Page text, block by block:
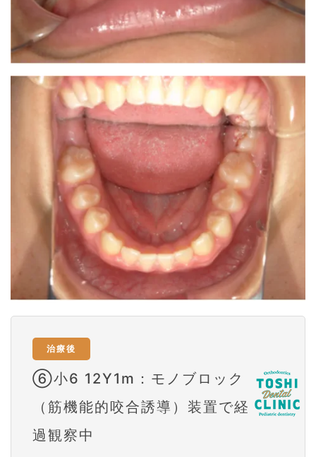
治療後
⑥小6 12Y1m：モノブロック
（筋機能的咬合誘導）装置で経
過観察中